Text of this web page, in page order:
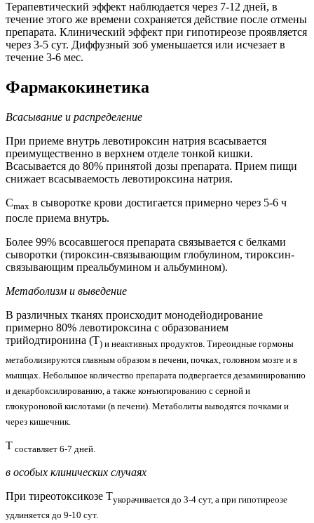
Терапевтический эффект наблюдается через 7-12 дней, в
течение этого же времени сохраняется действие после отмены
препарата. Клинический эффект при гипотиреозе проявляется
через 3-5 сут. Диффузный зоб уменьшается или исчезает в
течение 3-6 мес.
Фармакокинетика
Всасывание и распределение
При приеме внутрь левотироксин натрия всасывается
преимущественно в верхнем отделе тонкой кишки.
Всасывается до 80% принятой дозы препарата. Прием пищи
снижает всасываемость левотироксина натрия.
Cmax в сыворотке крови достигается примерно через 5-6 ч
после приема внутрь.
Более 99% всосавшегося препарата связывается с белками
сыворотки (тироксин-связывающим глобулином, тироксин-
связывающим преальбумином и альбумином).
Метаболизм и выведение
В различных тканях происходит монодейодирование
примерно 80% левотироксина с образованием
трийодтиронина (Т) и неактивных продуктов. Тиреоидные гормоны
метаболизируются главным образом в печени, почках, головном мозге и в
мышцах. Небольшое количество препарата подвергается дезаминированию
и декарбоксилированию, а также конъюгированию с серной и
глюкуроновой кислотами (в печени). Метаболиты выводятся почками и
через кишечник.
T составляет 6-7 дней.
в особых клинических случаях
При тиреотоксикозе Tукорачивается до 3-4 сут, а при гипотиреозе
удлиняется до 9-10 сут.